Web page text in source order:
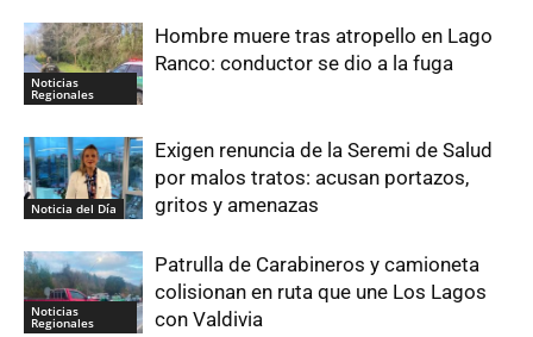
Noticias
Regionales
Hombre muere tras atropello en Lago
Ranco: conductor se dio a la fuga
Noticia del Día
Exigen renuncia de la Seremi de Salud
por malos tratos: acusan portazos,
gritos y amenazas
Noticias
Regionales
Patrulla de Carabineros y camioneta
colisionan en ruta que une Los Lagos
con Valdivia